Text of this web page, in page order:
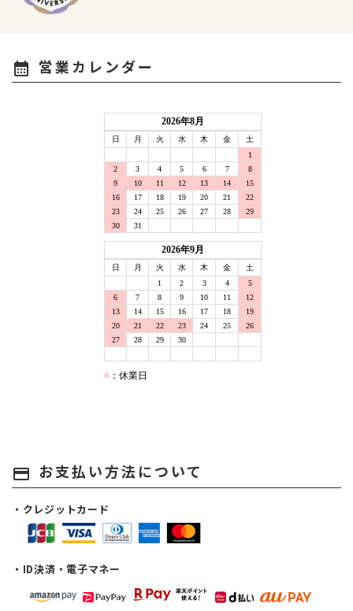
calendar_month 営業カレンダー
payment お支払い方法について
・クレジットカード
・ID決済・電子マネー